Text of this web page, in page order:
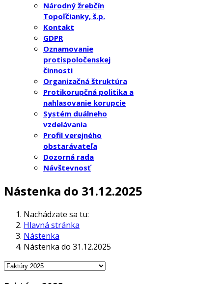
Národný žrebčín
Topoľčianky, š.p.
Kontakt
GDPR
Oznamovanie
protispoločenskej
činnosti
Organizačná štruktúra
Protikorupčná politika a
nahlasovanie korupcie
Systém duálneho
vzdelávania
Profil verejného
obstarávateľa
Dozorná rada
Návštevnosť
Nástenka do 31.12.2025
Nachádzate sa tu:
Hlavná stránka
Nástenka
Nástenka do 31.12.2025